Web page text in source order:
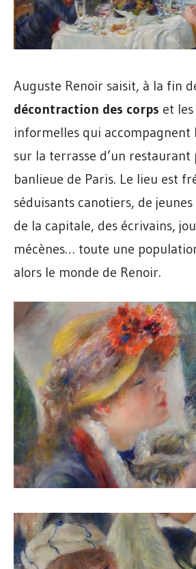
Auguste Renoir saisit, à la fin
décontraction des corps et
informelles qui accompagnent
sur la terrasse d’un restaurant
banlieue de Paris. Le lieu est
séduisants canotiers, de
de la capitale, des écrivains,
mécènes… toute une
alors le monde de Renoir.